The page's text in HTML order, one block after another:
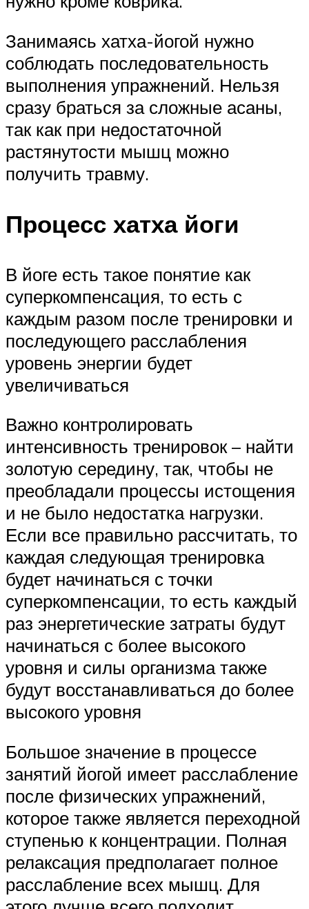
Занимаясь хатха-йогой нужно
соблюдать последовательность
выполнения упражнений. Нельзя
сразу браться за сложные асаны,
так как при недостаточной
растянутости мышц можно
получить травму.
Процесс хатха йоги
В йоге есть такое понятие как
суперкомпенсация, то есть с
каждым разом после тренировки и
последующего расслабления
уровень энергии будет
увеличиваться
Важно контролировать
интенсивность тренировок – найти
золотую середину, так, чтобы не
преобладали процессы истощения
и не было недостатка нагрузки.
Если все правильно рассчитать, то
каждая следующая тренировка
будет начинаться с точки
суперкомпенсации, то есть каждый
раз энергетические затраты будут
начинаться с более высокого
уровня и силы организма также
будут восстанавливаться до более
высокого уровня
Большое значение в процессе
занятий йогой имеет расслабление
после физических упражнений,
которое также является переходной
ступенью к концентрации. Полная
релаксация предполагает полное
расслабление всех мышц. Для